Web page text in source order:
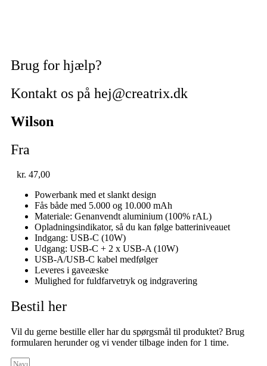
Brug for hjælp?
Kontakt os på hej@creatrix.dk
Wilson
Fra
kr. 47,00
Powerbank med et slankt design
Fås både med 5.000 og 10.000 mAh
Materiale: Genanvendt aluminium (100% rAL)
Opladningsindikator, så du kan følge batteriniveauet
Indgang: USB-C (10W)
Udgang: USB-C + 2 x USB-A (10W)
USB-A/USB-C kabel medfølger
Leveres i gaveæske
Mulighed for fuldfarvetryk og indgravering
Bestil her
Vil du gerne bestille eller har du spørgsmål til produktet? Brug
formularen herunder og vi vender tilbage inden for 1 time.